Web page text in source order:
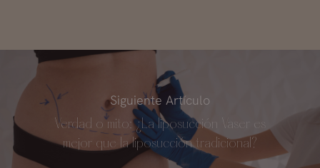
Siguiente Artículo
Verdad o mito: ¿La liposucción Vaser es
mejor que la liposucción tradicional?